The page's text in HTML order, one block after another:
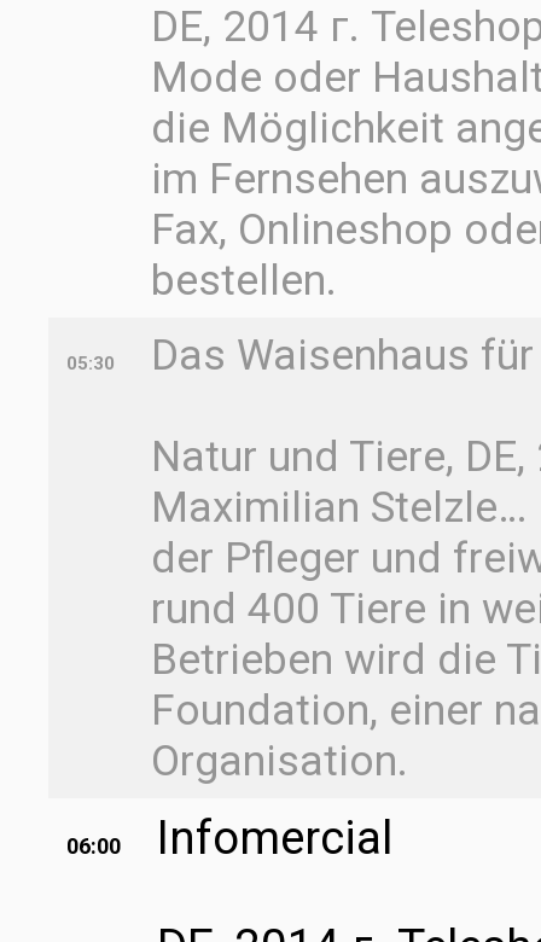
DE, 2014 г.
Mode oder
die Möglichkeit
im Fernsehen
Fax, Onlineshop
bestellen.
05:30
Das Waisenhaus
Natur und Tiere,
Maximilian Stelzle…
der Pfleger und
rund 400 Tiere in
Betrieben wird die
Foundation, einer
Organisation.
06:00
Infomercial